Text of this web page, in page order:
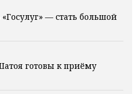
— стать большой
готовы к приёму